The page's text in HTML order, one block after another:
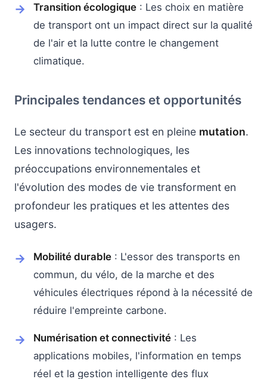
Transition écologique : Les choix en matière
de transport ont un impact direct sur la qualité
de l'air et la lutte contre le changement
climatique.
Principales tendances et opportunités
Le secteur du transport est en pleine mutation.
Les innovations technologiques, les
préoccupations environnementales et
l'évolution des modes de vie transforment en
profondeur les pratiques et les attentes des
usagers.
Mobilité durable : L'essor des transports en
commun, du vélo, de la marche et des
véhicules électriques répond à la nécessité de
réduire l'empreinte carbone.
Numérisation et connectivité : Les
applications mobiles, l'information en temps
réel et la gestion intelligente des flux